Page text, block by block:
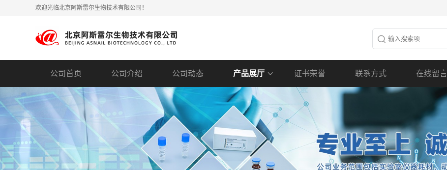
欢迎光临北京阿斯雷尔生物技术有限公司！
公司首页 公司介绍 公司动态 产品展厅 证书荣誉 联系方式 在线留言